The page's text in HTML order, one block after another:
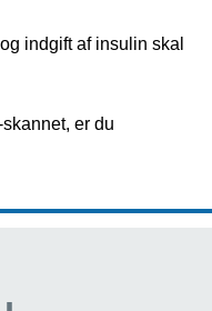
indgift af insulin skal
er du